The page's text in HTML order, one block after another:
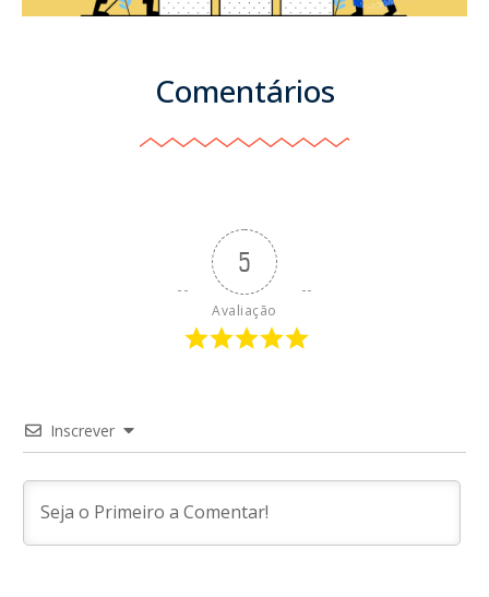
Comentários
5
Avaliação
Inscrever